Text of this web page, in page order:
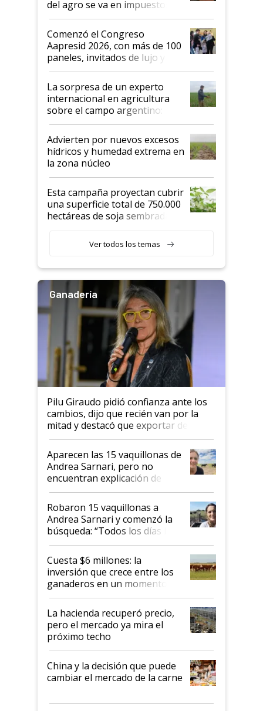
del agro se va en impuestos:
"No es bueno que en
Argentina se sigan discutiendo
las mismas cosas de hace 50
años"
Comenzó el Congreso
Aapresid 2026, con más de 100
paneles, invitados de lujo y
todas las tendencias
La sorpresa de un experto
internacional en agricultura
sobre el campo argentino:
"Estoy muy impresionado"
Advierten por nuevos excesos
hídricos y humedad extrema en
la zona núcleo
Esta campaña proyectan cubrir
una superficie total de 750.000
hectáreas de soja sembradas
variedades que marcan un
salto tecnológico en genética y
Ver todos los temas
Ganadería
Pilu Giraudo pidió confianza ante los
cambios, dijo que recién van por la
mitad y destacó que exportar dejó de
ser "para unos pocos": "Tenemos un
mandato muy claro del gobierno
nacional"
Aparecen las 15 vaquillonas de
Andrea Sarnari, pero no
encuentran explicación de
cómo llegaron allí
Robaron 15 vaquillonas a
Andrea Sarnari y comenzó la
búsqueda: “Todos los días le
toca a algún productor”
Cuesta $6 millones: la
inversión que crece entre los
ganaderos en un momento
histórico para la actividad
La hacienda recuperó precio,
pero el mercado ya mira el
próximo techo
China y la decisión que puede
cambiar el mercado de la carne